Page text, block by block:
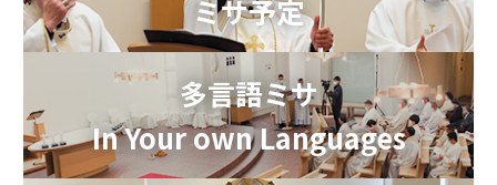
ミサ予定
多言語ミサ
In Your own Languages